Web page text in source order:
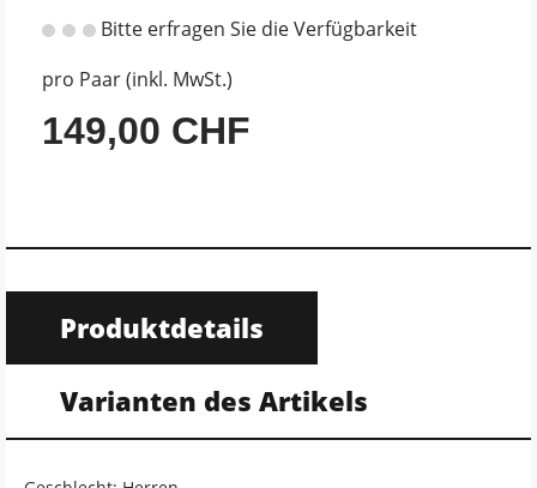
Bitte erfragen Sie die Verfügbarkeit
pro Paar (inkl. MwSt.)
149,00 CHF
Produktdetails
Varianten des Artikels